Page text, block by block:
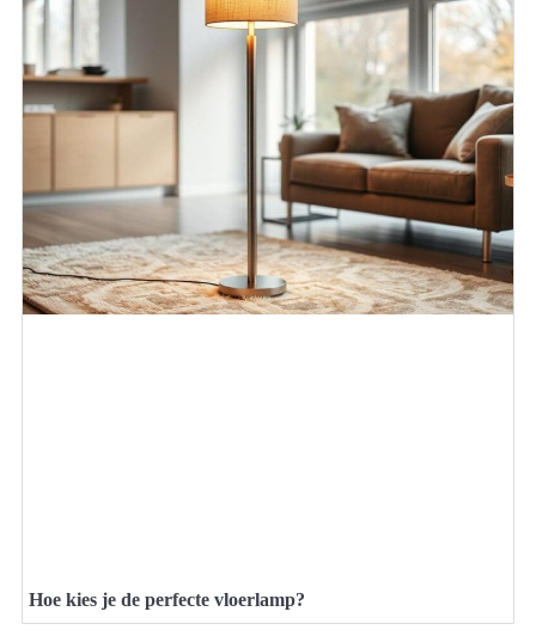
Hoe kies je de perfecte vloerlamp?